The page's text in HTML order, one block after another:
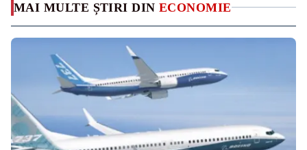
MAI MULTE ȘTIRI DIN ECONOMIE